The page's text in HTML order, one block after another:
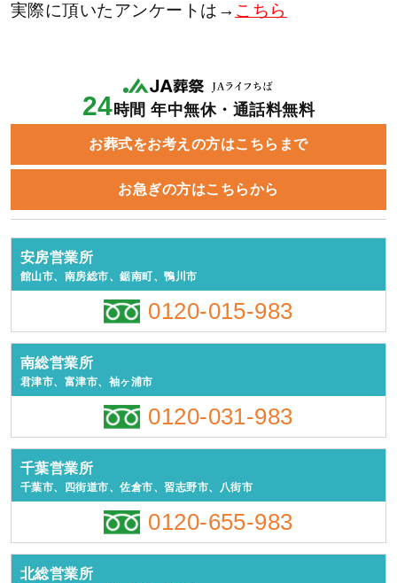
実際に頂いたアンケートは→ こちら
24時間 年中無休・通話料無料
お葬式をお考えの方はこちらまで
お急ぎの方はこちらから
安房営業所
館山市、南房総市、鋸南町、鴨川市
0120-015-983
南総営業所
君津市、富津市、袖ヶ浦市
0120-031-983
千葉営業所
千葉市、四街道市、佐倉市、習志野市、八街市
0120-655-983
北総営業所